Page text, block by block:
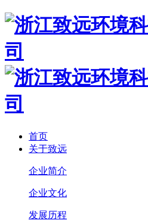
首页
关于致远
企业简介
企业文化
发展历程